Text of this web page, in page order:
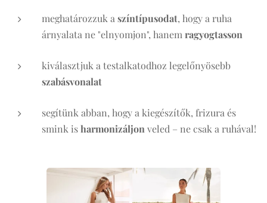
meghatározzuk aszíntípusodat, hogy a ruha
árnyalata ne "elnyomjon", hanemragyogtasson
kiválasztjuk a testalkatodhoz legelőnyösebb
szabásvonalat
segítünk abban, hogy a kiegészítők, frizura és
smink isharmonizáljonveled – ne csak a ruhával!